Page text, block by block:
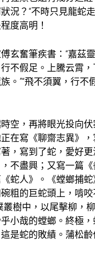
況？“不時只見龍蛇
度高明！
玄奮筆疾書：“嘉茲
不假足。上騰云霄
。”“飛不須翼，行不
空，再將眼光投向
在寫《聊齋志異》，
，寫到了蛇，愛好
不盡興；又寫一篇
蛇人》。《螳螂捕
粗的巨蛇頭上，啃
叢樹中，以尾擊柳，
小哉的螳螂。終極
是蛇的敗績。蒲松